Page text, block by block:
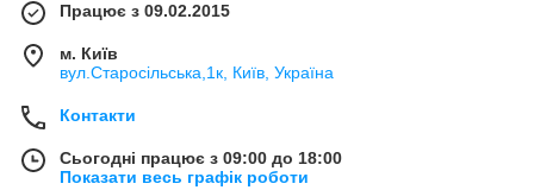
Працює з 09.02.2015
м. Київ
вул.Старосільська,1к, Київ, Україна
Контакти
Сьогодні працює з 09:00 до 18:00
Показати весь графік роботи